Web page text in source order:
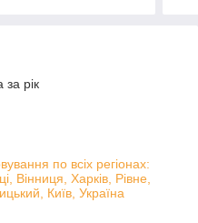
за рік
по всіх регіонах:
Вінниця, Харків, Рівне,
Київ, Україна